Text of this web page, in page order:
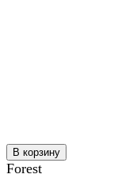
В корзину
Forest